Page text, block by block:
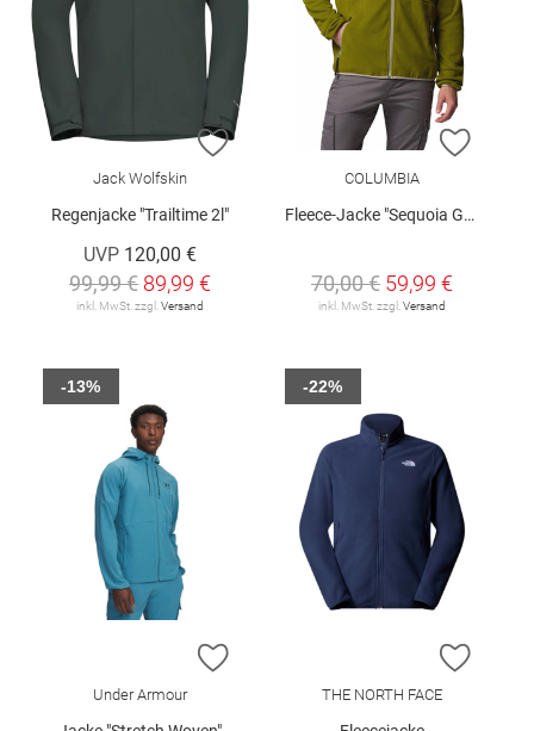
ZUR WUNSCHLISTE HINZUFÜGEN
Jack Wolfskin
Regenjacke "Trailtime 2l"
UVP 120,00 €
99,99 € 89,99 €
inkl. MwSt. zzgl. Versand
ZUR
COLUMBIA
Fleece-Jacke "Sequoia Grove™"
70,00 € 59,99 €
inkl. MwSt. zzgl. Versand
ZUR WUNSCHLISTE HINZUFÜGEN
Under Armour
-13%
ZUR
THE NORTH FACE
-22%